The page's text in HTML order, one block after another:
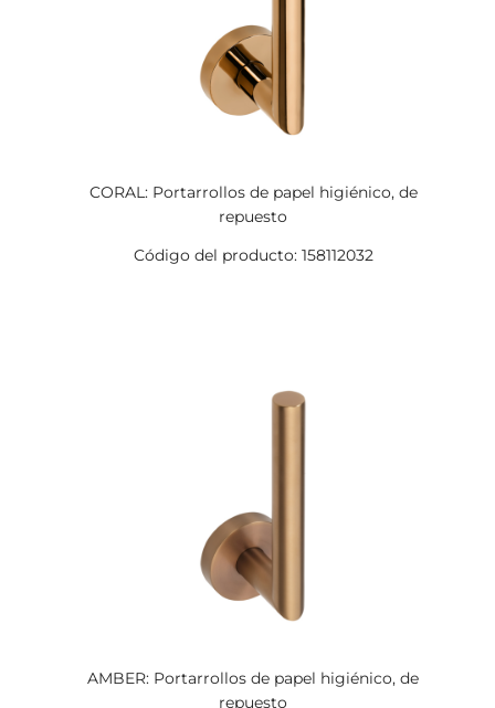
CORAL: Portarrollos de papel higiénico, de
repuesto
Código del producto: 158112032
AMBER: Portarrollos de papel higiénico, de
repuesto